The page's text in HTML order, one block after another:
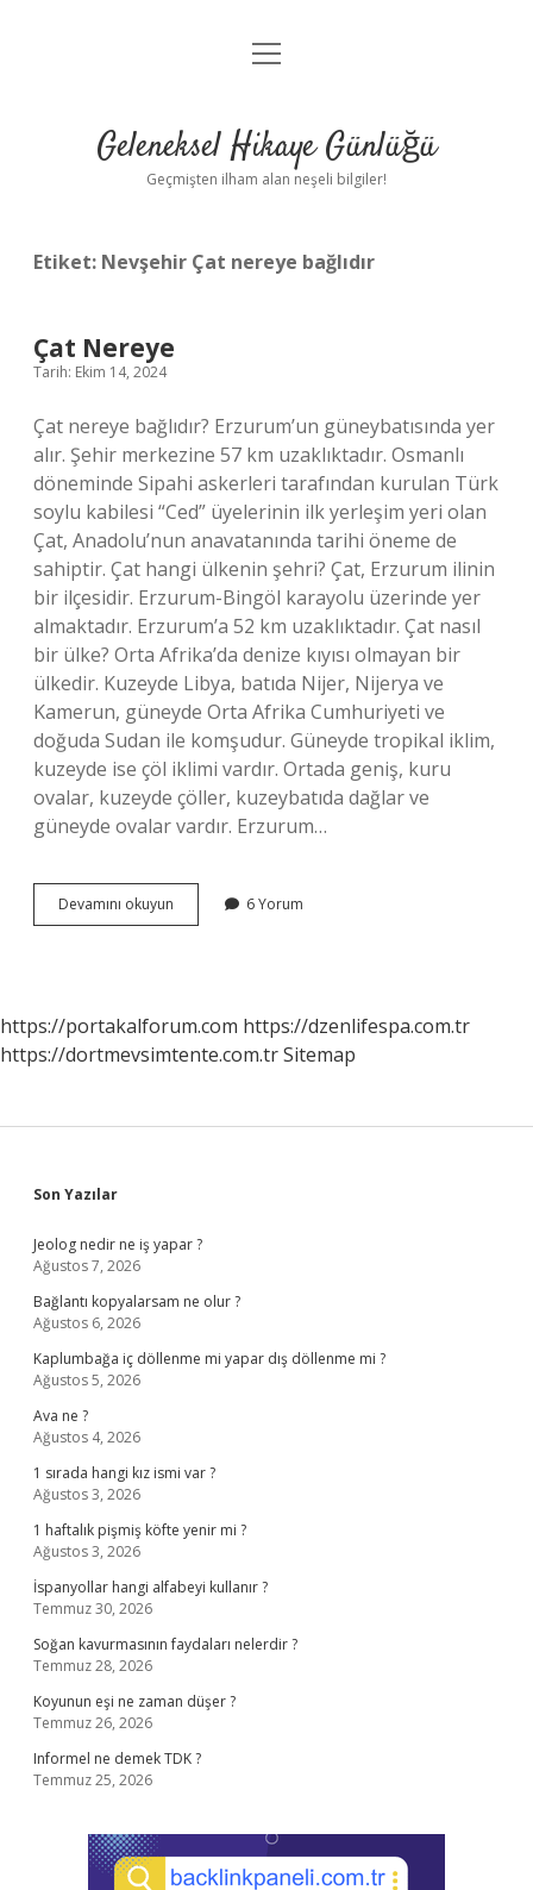
Anasayfa
Yasal Uyarı
menüyü
Geleneksel Hikaye Günlüğü
Geçmişten ilham alan neşeli bilgiler!
Etiket: Nevşehir Çat nereye bağlıdır
Çat Nereye
Tarih: Ekim 14, 2024
Çat nereye bağlıdır? Erzurum’un güneybatısında yer
alır. Şehir merkezine 57 km uzaklıktadır. Osmanlı
döneminde Sipahi askerleri tarafından kurulan Türk
soylu kabilesi “Ced” üyelerinin ilk yerleşim yeri olan
Çat, Anadolu’nun anavatanında tarihi öneme de
sahiptir. Çat hangi ülkenin şehri? Çat, Erzurum ilinin
bir ilçesidir. Erzurum-Bingöl karayolu üzerinde yer
almaktadır. Erzurum’a 52 km uzaklıktadır. Çat nasıl
bir ülke? Orta Afrika’da denize kıyısı olmayan bir
ülkedir. Kuzeyde Libya, batıda Nijer, Nijerya ve
Kamerun, güneyde Orta Afrika Cumhuriyeti ve
doğuda Sudan ile komşudur. Güneyde tropikal iklim,
kuzeyde ise çöl iklimi vardır. Ortada geniş, kuru
ovalar, kuzeyde çöller, kuzeybatıda dağlar ve
güneyde ovalar vardır. Erzurum…
Devamını okuyun
Nereye
6 Yorum
https://portakalforum.com https://dzenlifespa.com.tr
https://dortmevsimtente.com.trSitemap
Sidebar
Son Yazılar
Jeolog nedir ne iş yapar ?
Ağustos 7, 2026
Bağlantı kopyalarsam ne olur ?
Ağustos 6, 2026
Kaplumbağa iç döllenme mi yapar dış döllenme mi ?
Ağustos 5, 2026
Ava ne ?
Ağustos 4, 2026
1 sırada hangi kız ismi var ?
Ağustos 3, 2026
1 haftalık pişmiş köfte yenir mi ?
Ağustos 3, 2026
İspanyollar hangi alfabeyi kullanır ?
Temmuz 30, 2026
Soğan kavurmasının faydaları nelerdir ?
Temmuz 28, 2026
Koyunun eşi ne zaman düşer ?
Temmuz 26, 2026
Informel ne demek TDK ?
Temmuz 25, 2026